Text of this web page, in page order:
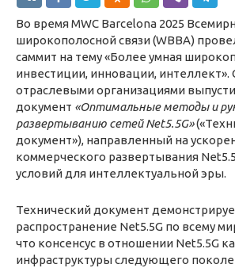
Во время MWC Barcelona 2025
широкополосной связи (WBBA)
саммит на тему «Более умная
инвестиции, инновации, интеллект».
отраслевыми организациями
документ «Оптимальные методы и
развертыванию сетей Net5.5G»
документ»), направленный на
коммерческого развертывания
условий для интеллектуальной эры.
Технический документ
распространение Net5.5G по всему
что консенсус в отношении Net5.5G
инфраструктуры следующего